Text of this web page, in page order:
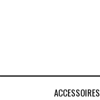
ACCESSOIRES